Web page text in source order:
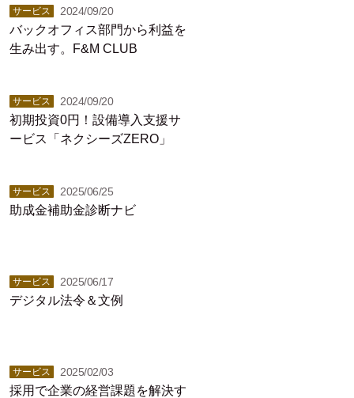
サービス 2024/09/20
バックオフィス部門から利益を
生み出す。F&M CLUB
サービス 2024/09/20
初期投資0円！設備導入支援サ
ービス「ネクシーズZERO」
サービス 2025/06/25
助成金補助金診断ナビ
サービス 2025/06/17
デジタル法令＆文例
サービス 2025/02/03
採用で企業の経営課題を解決す